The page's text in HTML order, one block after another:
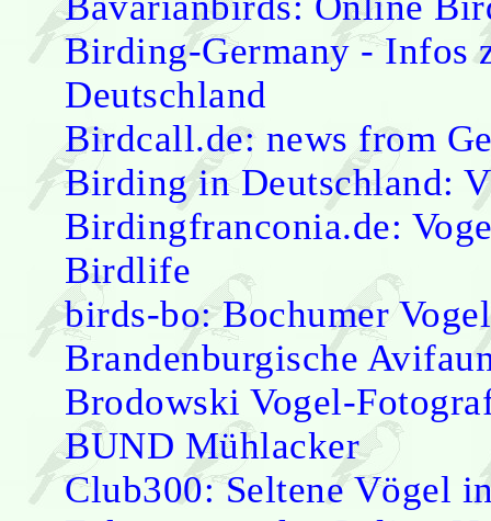
Birding-Germany - Infos
Deutschland
Birdcall.de: news from
Birding in Deutschland:
Birdingfranconia.de:
Birdlife
birds-bo: Bochumer
Brandenburgische
Brodowski Vogel-
BUND Mühlacker
Club300: Seltene Vögel